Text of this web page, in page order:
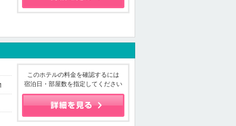
このホテルの料金を確認するには
宿泊日・部屋数を指定してください